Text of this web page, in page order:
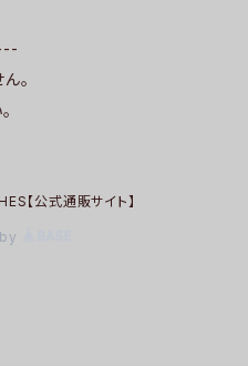
。
【公式通販サイト】